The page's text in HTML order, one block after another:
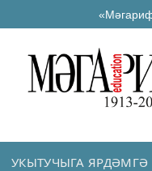
УКЫТУЧЫГА ЯРДӘМГӘ